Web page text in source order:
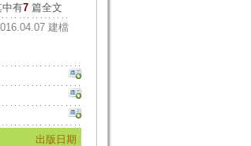
有7篇全文
建檔
出版日期